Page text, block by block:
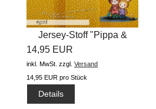
Jersey-Stoff "Pippa &
Arved...
14,95 EUR
inkl. MwSt. zzgl. Versand
14,95 EUR pro Stück
Details